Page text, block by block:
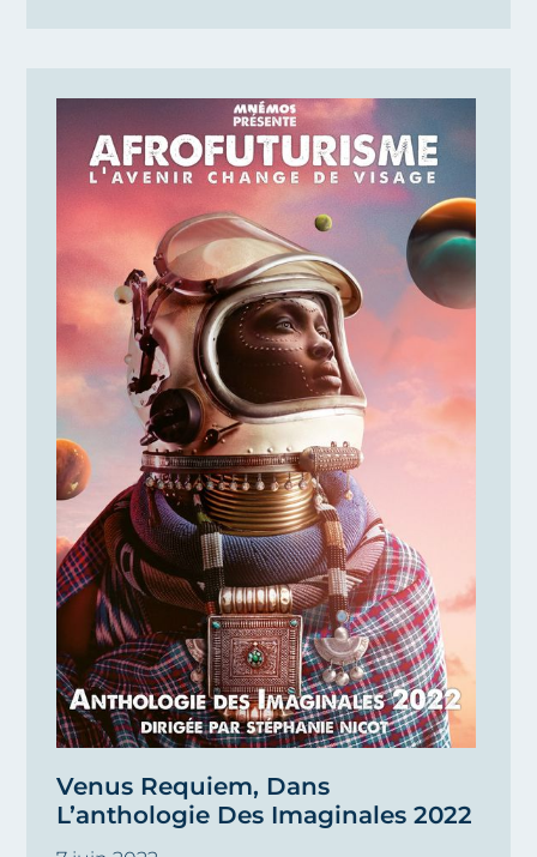
Venus Requiem, Dans
L’anthologie Des Imaginales 2022